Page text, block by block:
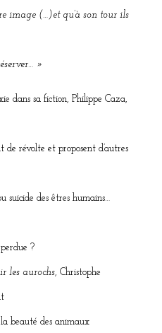
image (…)et qu’à son tour ils
»
dans sa fiction, Philippe Caza,
de révolte et proposent d’autres
suicide des êtres humains…
?
les aurochs, Christophe
beauté des animaux